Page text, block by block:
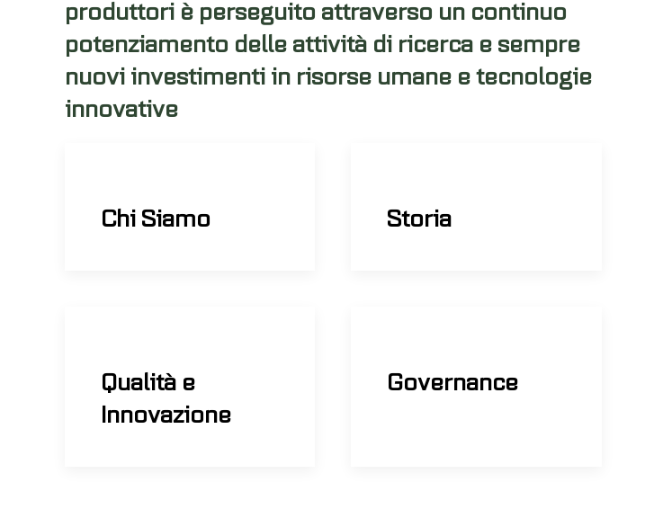
produttori è perseguito attraverso un continuo
potenziamento delle attività di ricerca e sempre
nuovi investimenti in risorse umane e tecnologie
innovative
Chi Siamo Storia
Qualità e
Innovazione
Governance